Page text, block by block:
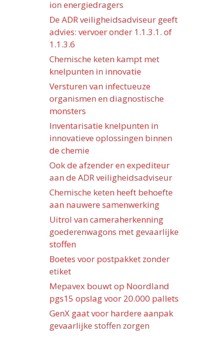
ion energiedragers
De ADR veiligheidsadviseur geeft
advies: vervoer onder 1.1.3.1. of
1.1.3.6
Chemische keten kampt met
knelpunten in innovatie
Versturen van infectueuze
organismen en diagnostische
monsters
Inventarisatie knelpunten in
innovatieve oplossingen binnen
de chemie
Ook de afzender en expediteur
aan de ADR veiligheidsadviseur
Chemische keten heeft behoefte
aan nauwere samenwerking
Uitrol van cameraherkenning
goederenwagons met gevaarlijke
stoffen
Boetes voor postpakket zonder
etiket
Mepavex bouwt op Noordland
pgs15 opslag voor 20.000 pallets
GenX gaat voor hardere aanpak
gevaarlijke stoffen zorgen